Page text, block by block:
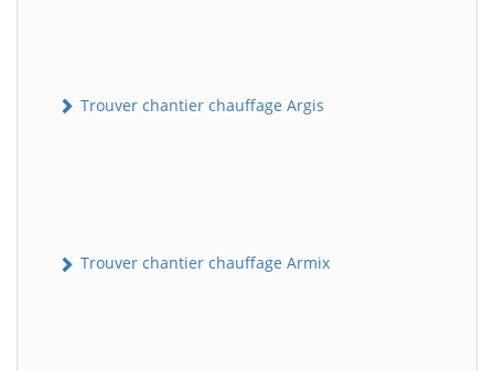
Trouver chantier chauffage Argis
Trouver chantier chauffage Armix